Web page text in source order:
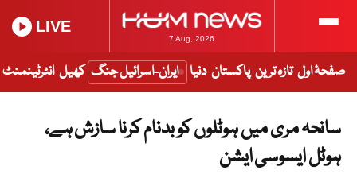
7 Aug, 2026
LIVE
صفحۂ اول تازہ ترین پاکستان دنیا ایران-اسرائیل جنگ کھیل انٹرٹینمنٹ
سانحہ مری میں ہوٹلوں کو بدنام کرنا سازش ہے،
ہوٹل ایسوسی ایشن